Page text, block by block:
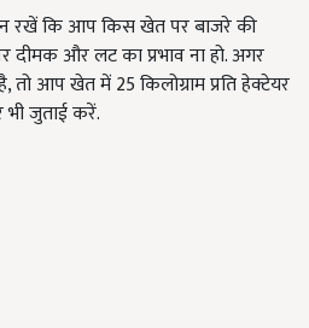
रखें कि आप किस खेत पर बाजरे की
और लट का प्रभाव ना हो. अगर
तो आप खेत में 25 किलोग्राम प्रति हेक्टेयर
जुताई करें.